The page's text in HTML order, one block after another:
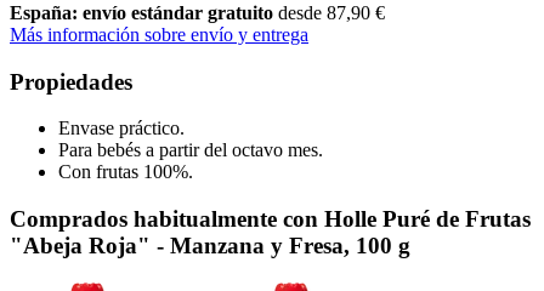
España: envío estándar gratuito desde 87,90 €
Más información sobre envío y entrega
Propiedades
Envase práctico.
Para bebés a partir del octavo mes.
Con frutas 100%.
Comprados habitualmente con Holle Puré de Frutas
"Abeja Roja" - Manzana y Fresa, 100 g